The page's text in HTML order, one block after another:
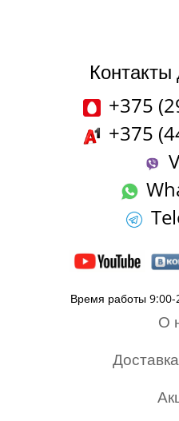
Контакты
+375
+375
Время работы
О